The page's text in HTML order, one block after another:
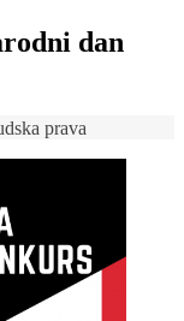
dan
prava